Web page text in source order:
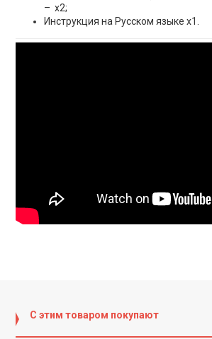
– x2;
Инструкция на Русском языке x1.
С этим товаром покупают